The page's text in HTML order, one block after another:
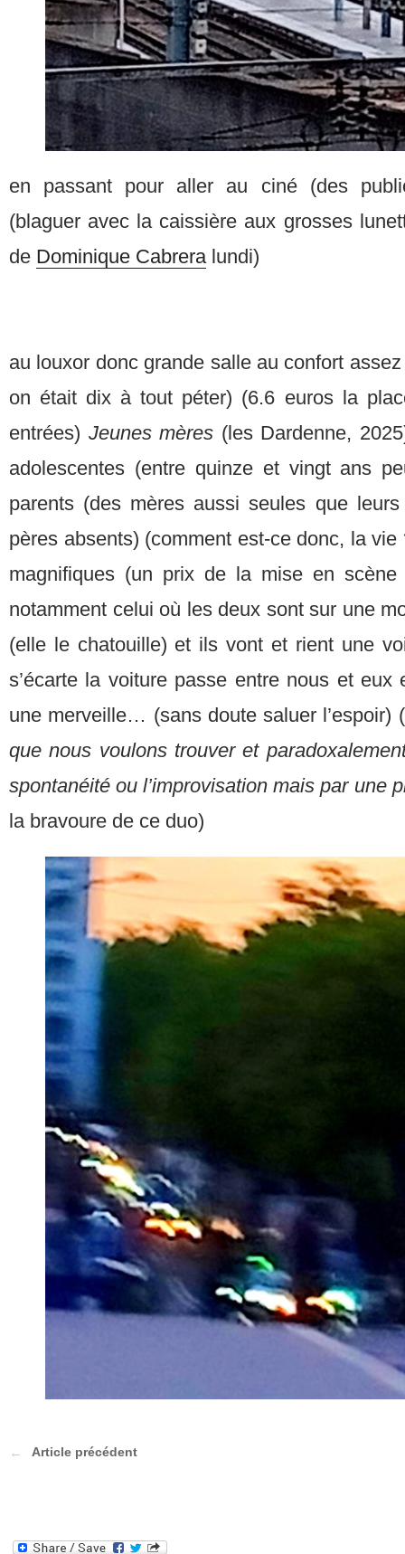
en passant pour aller au ciné (des
(blaguer avec la caissière aux grosses
de Dominique Cabreralundi)
au louxor donc grande salle au confort
on était dix à tout péter) (6.6 euros la
entrées) Jeunes mères (les Dardenne,
adolescentes (entre quinze et vingt ans
parents (des mères aussi seules que
pères absents) (comment est-ce donc, la
magnifiques (un prix de la mise en scène
notamment celui où les deux sont sur une
(elle le chatouille) et ils vont et rient une
s’écarte la voiture passe entre nous et
une merveille… (sans doute saluer l’espoir)
que nous voulons trouver et
spontanéité ou l’improvisation mais par une
la bravoure de ce duo)
Article précédent